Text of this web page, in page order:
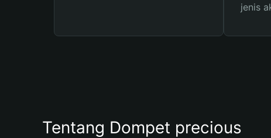
jenis
Tentang Dompet precious